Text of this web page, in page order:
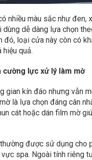
nhiều màu sắc như đen,
dễ dàng lựa chọn
đó, loại cửa này còn có
hiệu quả.
cường lực xử lý làm mờ
gian kín đáo nhưng vẫn
là lựa chọn đáng cân
cát hoặc dán film mờ
được sử dụng cho
spa. Ngoài tính riêng